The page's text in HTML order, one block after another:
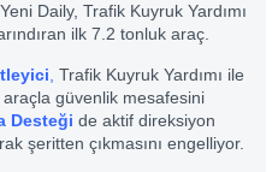
Daily, Trafik Kuyruk Yardımı
ilk 7.2 tonluk araç.
Trafik Kuyruk Yardımı ile
güvenlik mesafesini
Desteği de aktif direksiyon
şeritten çıkmasını engelliyor.